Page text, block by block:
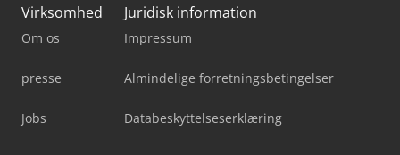
Virksomhed
Om os
presse
Jobs
Juridisk information
Impressum
Almindelige forretningsbetingelser
Databeskyttelseserklæring